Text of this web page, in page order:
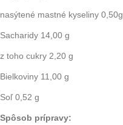
nasýtené mastné kyseliny 0,50g
Sacharidy 14,00 g
z toho cukry 2,20 g
Bielkoviny 11,00 g
Soľ 0,52 g
Spôsob prípravy: